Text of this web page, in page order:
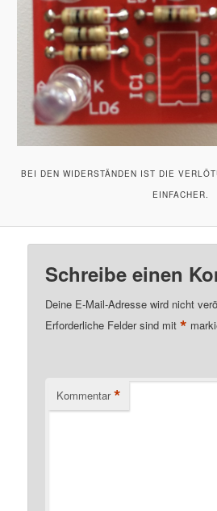
BEI DEN WIDERSTÄNDEN IST DIE
EINFACHER.
Schreibe einen
Deine E-Mail-Adresse wird nicht
Erforderliche Felder sind mit*
Kommentar *